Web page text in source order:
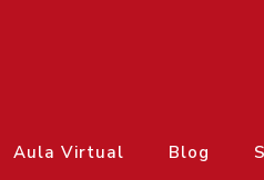
Aula Virtual Blog